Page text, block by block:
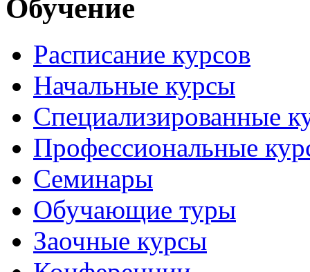
Обучение
Расписание курсов
Начальные курсы
Специализированные
Профессиональные
Семинары
Обучающие туры
Заочные курсы